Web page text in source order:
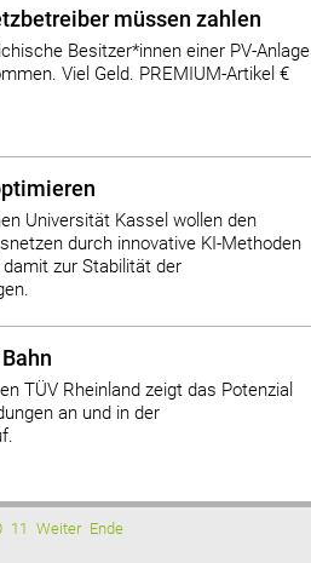
müssen zahlen
Besitzer*innen einer PV-Anlage
Viel Geld. PREMIUM-Artikel €
Universität Kassel wollen den
durch innovative KI-Methoden
zur Stabilität der
TÜV Rheinland zeigt das Potenzial
an und in der
11 Weiter Ende